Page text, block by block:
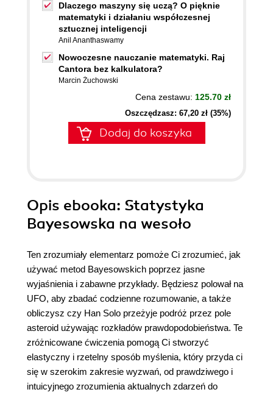
Dlaczego maszyny się uczą? O pięknie
matematyki i działaniu współczesnej
sztucznej inteligencji
Anil Ananthaswamy
Nowoczesne nauczanie matematyki. Raj
Cantora bez kalkulatora?
Marcin Żuchowski
Cena zestawu: 125.70 zł
Oszczędzasz: 67,20 zł (35%)
Dodaj do koszyka
Opis ebooka: Statystyka
Bayesowska na wesoło
Ten zrozumiały elementarz pomoże Ci zrozumieć, jak
używać metod Bayesowskich poprzez jasne
wyjaśnienia i zabawne przykłady. Będziesz polował na
UFO, aby zbadać codzienne rozumowanie, a także
obliczysz czy Han Solo przeżyje podróż przez pole
asteroid używając rozkładów prawdopodobieństwa. Te
zróżnicowane ćwiczenia pomogą Ci stworzyć
elastyczny i rzetelny sposób myślenia, który przyda ci
się w szerokim zakresie wyzwań, od prawdziwego i
intuicyjnego zrozumienia aktualnych zdarzeń do